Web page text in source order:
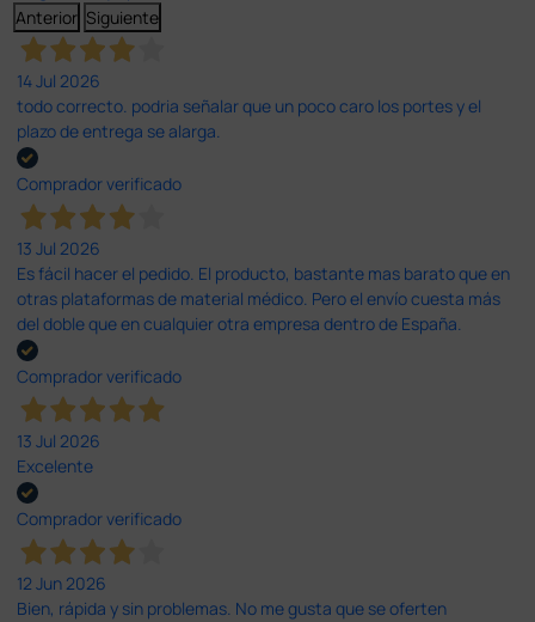
Anterior Siguiente
14 Jul 2026
todo correcto. podria señalar que un poco caro los portes y el
plazo de entrega se alarga.
Comprador verificado
13 Jul 2026
Es fácil hacer el pedido. El producto, bastante mas barato que en
otras plataformas de material médico. Pero el envío cuesta más
del doble que en cualquier otra empresa dentro de España.
Comprador verificado
13 Jul 2026
Excelente
Comprador verificado
12 Jun 2026
Bien, rápida y sin problemas. No me gusta que se oferten